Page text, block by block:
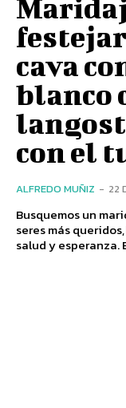
cava
blanco
con el
ALFREDO MUÑIZ - 22
Busquemos un
seres más